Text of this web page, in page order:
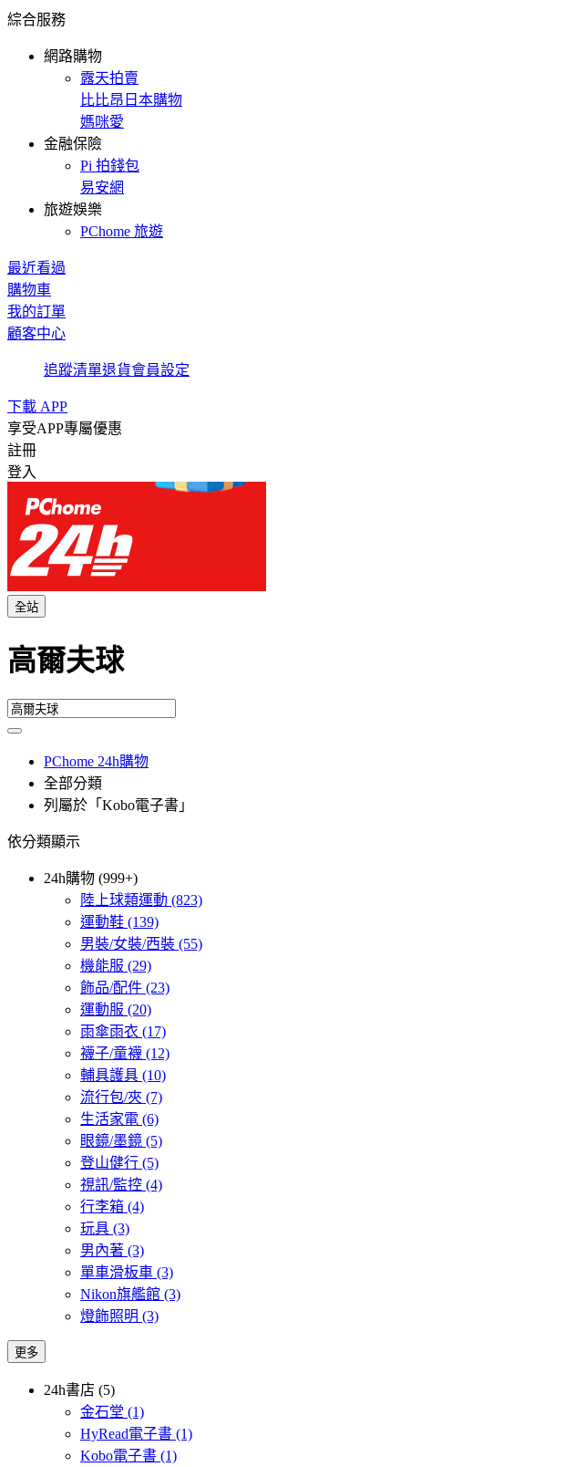
綜合服務
網路購物
露天拍賣
比比昂日本購物
媽咪愛
金融保險
Pi 拍錢包
易安網
旅遊娛樂
PChome 旅遊
最近看過
購物車
我的訂單
顧客中心
追蹤清單退貨會員設定
下載 APP
享受APP專屬優惠
註冊
登入
全站
高爾夫球
PChome 24h購物
全部分類
列屬於「Kobo電子書」
依分類顯示
24h購物 (999+)
陸上球類運動 (823)
運動鞋 (139)
男裝/女裝/西裝 (55)
機能服 (29)
飾品/配件 (23)
運動服 (20)
雨傘雨衣 (17)
襪子/童襪 (12)
輔具護具 (10)
流行包/夾 (7)
生活家電 (6)
眼鏡/墨鏡 (5)
登山健行 (5)
視訊/監控 (4)
行李箱 (4)
玩具 (3)
男內著 (3)
單車滑板車 (3)
Nikon旗艦館 (3)
燈飾照明 (3)
更多
24h書店 (5)
金石堂 (1)
HyRead電子書 (1)
Kobo電子書 (1)